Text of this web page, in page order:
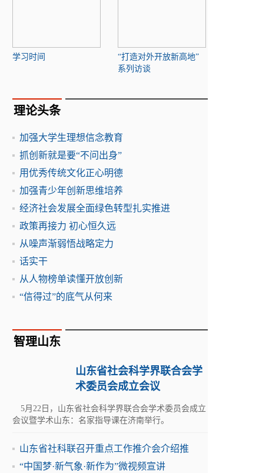
学习时间
“打造对外开放新高地”
系列访谈
理论头条
加强大学生理想信念教育
抓创新就是要“不问出身”
用优秀传统文化正心明德
加强青少年创新思维培养
经济社会发展全面绿色转型扎实推进
政策再接力 初心恒久远
从噪声渐弱悟战略定力
话实干
从人物榜单读懂开放创新
“信得过”的底气从何来
智理山东
山东省社会科学界联合会学
术委员会成立会议
5月22日，山东省社会科学界联合会学术委员会成立
会议暨学术山东：名家指导课在济南举行。
山东省社科联召开重点工作推介会介绍推
“中国梦·新气象·新作为”微视频宣讲